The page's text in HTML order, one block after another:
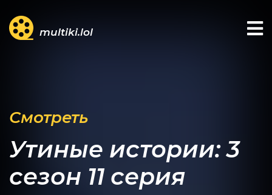
multiki.lol
Смотреть
Утиные истории: 3
сезон 11 серия